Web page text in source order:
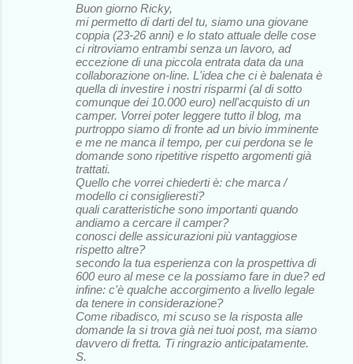
Buon giorno Ricky,
mi permetto di darti del tu, siamo una giovane
coppia (23-26 anni) e lo stato attuale delle cose
ci ritroviamo entrambi senza un lavoro, ad
eccezione di una piccola entrata data da una
collaborazione on-line. L'idea che ci è balenata è
quella di investire i nostri risparmi (al di sotto
comunque dei 10.000 euro) nell'acquisto di un
camper. Vorrei poter leggere tutto il blog, ma
purtroppo siamo di fronte ad un bivio imminente
e me ne manca il tempo, per cui perdona se le
domande sono ripetitive rispetto argomenti già
trattati.
Quello che vorrei chiederti è: che marca /
modello ci consiglieresti?
quali caratteristiche sono importanti quando
andiamo a cercare il camper?
conosci delle assicurazioni più vantaggiose
rispetto altre?
secondo la tua esperienza con la prospettiva di
600 euro al mese ce la possiamo fare in due? ed
infine: c'è qualche accorgimento a livello legale
da tenere in considerazione?
Come ribadisco, mi scuso se la risposta alle
domande la si trova già nei tuoi post, ma siamo
davvero di fretta. Ti ringrazio anticipatamente.
S.